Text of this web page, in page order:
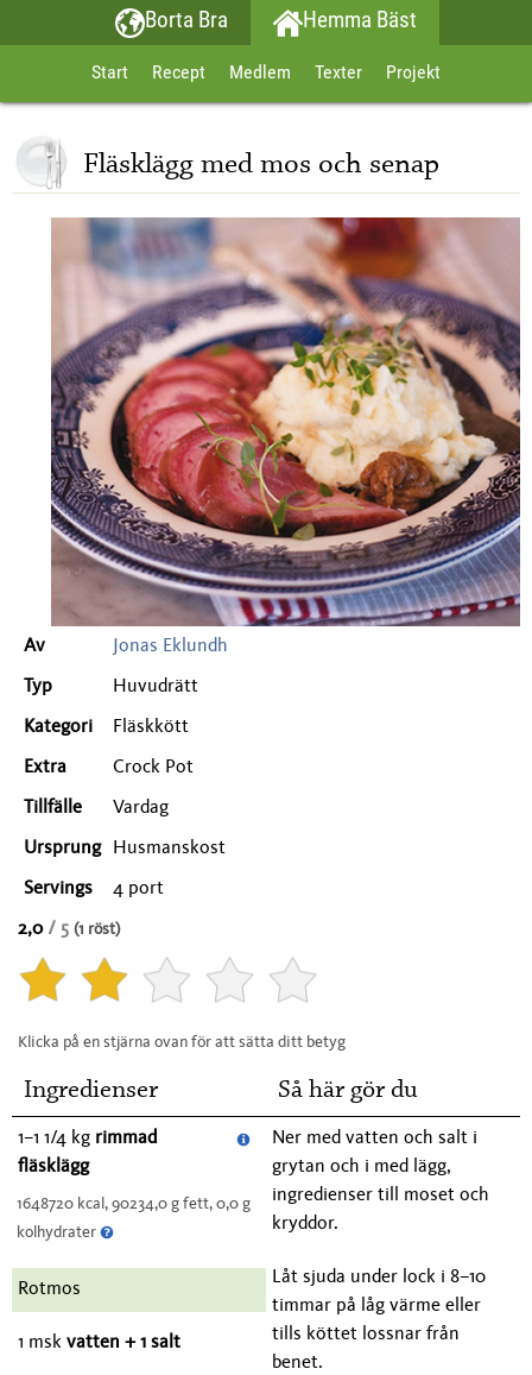
Borta Bra Hemma Bäst
Start Recept Medlem Texter Projekt
Fläsklägg med mos och senap
Av Jonas Eklundh
Typ Huvudrätt
Kategori Fläskkött
Extra Crock Pot
Tillfälle Vardag
Ursprung Husmanskost
Servings 4 port
2,0/ 5 (1 röst)
Klicka på en stjärna ovan för att sätta ditt betyg
Ingredienser
1–1 1/4 kg rimmad
fläsklägg
1648720 kcal, 90234,0 g fett, 0,0 g
kolhydrater
Rotmos
1 msk vatten + 1 salt
Så här gör du
Ner med vatten och salt i
grytan och i med lägg,
ingredienser till moset och
kryddor.
Låt sjuda under lock i 8–10
timmar på låg värme eller
tills köttet lossnar från
benet.